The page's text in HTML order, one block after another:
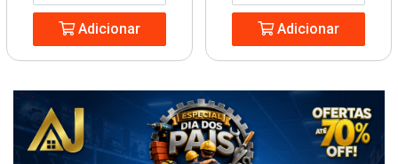
Adicionar Adicionar